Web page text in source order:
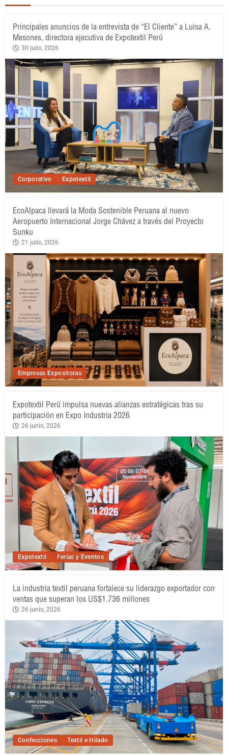
Corporativo Expotextil
Principales anuncios de la entrevista de “El Cliente” a Luisa A.
Mesones, directora ejecutiva de Expotextil Perú
30 julio, 2026
Empresas Expositoras
EcoAlpaca llevará la Moda Sostenible Peruana al nuevo
Aeropuerto Internacional Jorge Chávez a través del Proyecto
Sunku
21 julio, 2026
Expotextil Ferias y Eventos
Expotextil Perú impulsa nuevas alianzas estratégicas tras su
participación en Expo Industria 2026
26 junio, 2026
Confecciones Textil e Hilado
La industria textil peruana fortalece su liderazgo exportador con
ventas que superan los US$1.736 millones
26 junio, 2026